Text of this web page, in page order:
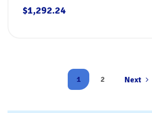
Mango Negro Fibrox, Victorinox
$1,292.24
1 2 Next